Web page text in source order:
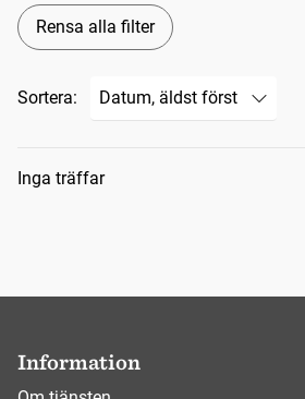
Rensa alla filter
Sortera:
Sökresultat
Inga träffar
Information